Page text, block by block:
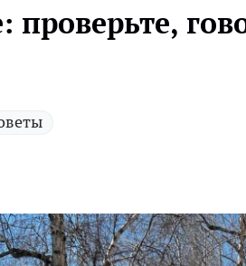
проверьте,